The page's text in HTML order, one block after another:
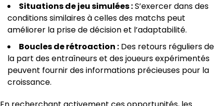
Situations de jeu simulées :S’exercer dans des
conditions similaires à celles des matchs peut
améliorer la prise de décision et l’adaptabilité.
Boucles de rétroaction : Des retours réguliers de
la part des entraîneurs et des joueurs expérimentés
peuvent fournir des informations précieuses pour la
croissance.